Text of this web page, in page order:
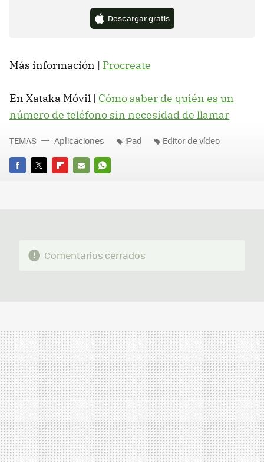
Descargar gratis
Más información | Procreate
En Xataka Móvil | Cómo saber de quién es un
número de teléfono sin necesidad de llamar
FACEBOOK
TWITTERFLIPBOARD
E-
WHATSAPP
TEMAS Aplicaciones iPad Editor de vídeo
Comentarios cerrados